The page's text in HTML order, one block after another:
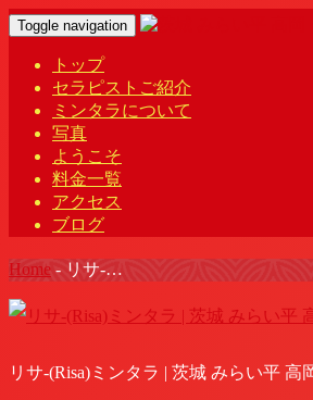
Toggle navigation
トップ
セラピストご紹介
ミンタラについて
写真
ようこそ
料金一覧
アクセス
ブログ
Home - リサ-…
リサ-(Risa)ミンタラ | 茨城 みらい平 高